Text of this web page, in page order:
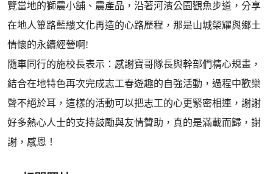
覽當地的獅農小舖、農產品，沿著河濱公園觀魚步道，分享
在地人篳路藍縷文化再造的心路歷程，那是山城榮耀與鄉土
情懷的永續經營啊!
隨車同行的施校長表示：感謝寶哥隊長與幹部們精心規畫，
結合在地特色再次完成志工春遊趣的自強活動，過程中歡樂
聲不絕於耳，這樣的活動可以把志工的心更緊密相連，謝謝
好多熱心人士的支持鼓勵與友情贊助，真的是滿載而歸，謝
謝，感恩！